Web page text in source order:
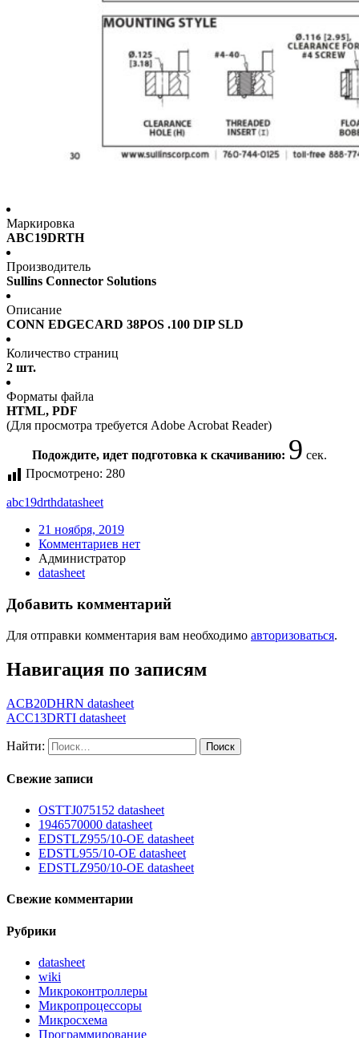
Маркировка
ABC19DRTH
Производитель
Sullins Connector Solutions
Описание
CONN EDGECARD 38POS .100 DIP SLD
Количество страниц
2 шт.
Форматы файла
HTML, PDF
(Для просмотра требуется Adobe Acrobat Reader)
Подождите, идет подготовка к скачиванию: 9 сек.
Просмотрено: 280
abc19drthdatasheet
21 ноября, 2019
Комментариев нет
Администратор
datasheet
Добавить комментарий
Для отправки комментария вам необходимо авторизоваться.
Навигация по записям
ACB20DHRN datasheet
ACC13DRTI datasheet
Найти:
Свежие записи
OSTTJ075152 datasheet
1946570000 datasheet
EDSTLZ955/10-OE datasheet
EDSTL955/10-OE datasheet
EDSTLZ950/10-OE datasheet
Свежие комментарии
Рубрики
datasheet
wiki
Микроконтроллеры
Микропроцессоры
Микросхема
Программирование